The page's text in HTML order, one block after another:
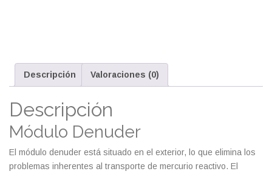
Descripción Valoraciones (0)
Descripción
Módulo Denuder
El módulo denuder está situado en el exterior, lo que elimina los
problemas inherentes al transporte de mercurio reactivo. El